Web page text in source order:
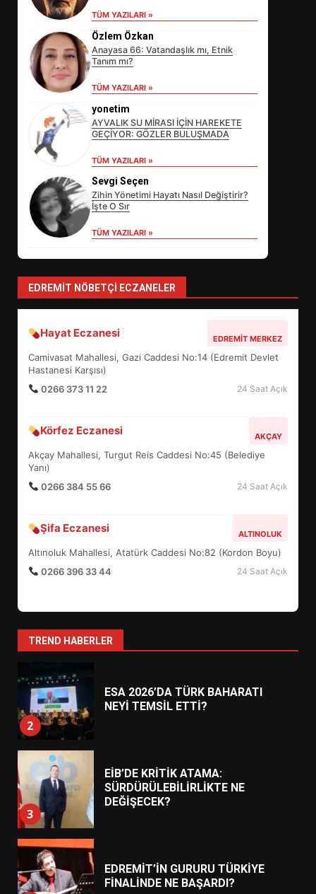
TÜM YAZILARI »
Özlem Özkan
Anayasa 66: Vatandaşlık mı, Etnik
Tanım mı?
TÜM YAZILARI »
yonetim
AYVALIK SU MİRASI İÇİN HAREKETE
GEÇİYOR: GÖZLER BULUŞMADA
TÜM YAZILARI »
Sevgi Seçen
Zihin Yönetimi Hayatı Nasıl Değiştirir?
İşte O Sır
TÜM YAZILARI »
EDREMIT NÖBETÇI ECZANELER
Hayat Eczanesi EDREMIT MERKEZ
Camivasat Mahallesi, Gazi Caddesi No:14 (Edremit Devlet
Hastanesi Karşısı)
0266 373 11 22
24 Saat Açık
Körfez Eczanesi AKÇAY
Akçay Mahallesi, Turgut Reis Caddesi No:45 (Belediye
Yanı)
0266 384 55 66
24 Saat Açık
Şifa Eczanesi ALTINOLUK
Altınoluk Mahallesi, Atatürk Caddesi No:82 (Kordon Boyu)
0266 396 33 44
24 Saat Açık
TREND HABERLER
3
SÜRDÜRÜLEBİLİRLİKTE NE
DEĞİŞECEK?
4
5
BALIKESİR MÜZELERİNDE SÜRE
UZATILDI: NE DEĞİŞTİ?
6
TURNUVASI KAYITLARI NEYİ
7
YENİ YÖNETİM NASIL
ŞEKİLLENDİ?
1
HAREKETE GEÇİYOR: GÖZLER
2
ESA 2026’DA TÜRK BAHARATI
NEYİ TEMSİL ETTİ?
3
EİB’DE KRİTİK ATAMA:
SÜRDÜRÜLEBİLİRLİKTE NE
DEĞİŞECEK?
EDREMİT’İN GURURU TÜRKİYE
FİNALİNDE NE BAŞARDI?